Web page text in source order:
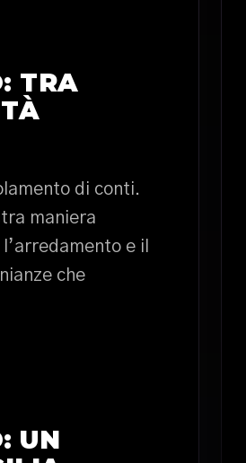
TRA
di conti.
maniera
e il
che
UN